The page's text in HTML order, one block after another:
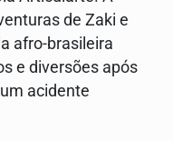
de Zaki e
afro-brasileira
e diversões após
acidente